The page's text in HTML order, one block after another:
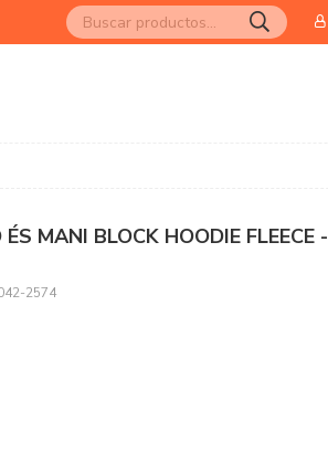
MANI BLOCK HOODIE FLEECE -
2574